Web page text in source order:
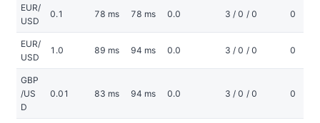
EUR/
USD
0.1 78 ms 78 ms 0.0 3 / 0 / 0 0
EUR/
USD
1.0 89 ms 94 ms 0.0 3 / 0 / 0 0
GBP
/US
D
0.01 83 ms 94 ms 0.0 3 / 0 / 0 0